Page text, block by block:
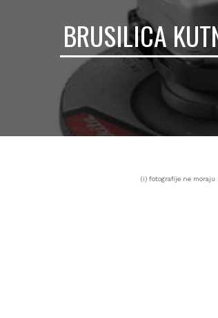
BRUSILICA
(i) fotografije ne moraju